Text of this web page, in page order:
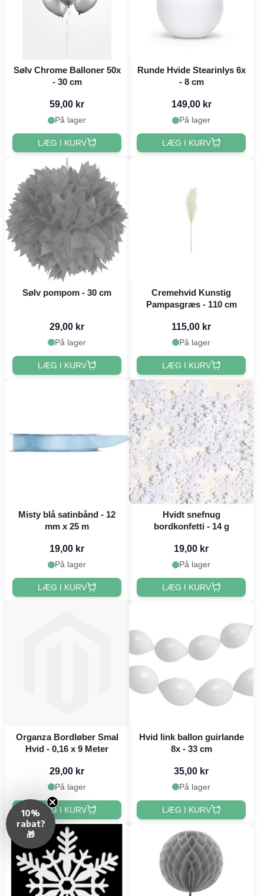
Sølv Chrome Balloner 50x
- 30 cm
59,00 kr
På lager
LÆG I KURV
Runde Hvide Stearinlys 6x
- 8 cm
149,00 kr
På lager
LÆG I KURV
Sølv pompom - 30 cm
29,00 kr
På lager
LÆG I KURV
Cremehvid Kunstig
Pampasgræs - 110 cm
115,00 kr
På lager
LÆG I KURV
Misty blå satinbånd - 12
mm x 25 m
19,00 kr
På lager
LÆG I KURV
Hvidt snefnug
bordkonfetti - 14 g
19,00 kr
På lager
LÆG I KURV
Organza Bordløber Smal
Hvid - 0,16 x 9 Meter
29,00 kr
På lager
LÆG I KURV
Hvid link ballon guirlande
8x - 33 cm
35,00 kr
På lager
LÆG I KURV
10%
rabat?
🎁